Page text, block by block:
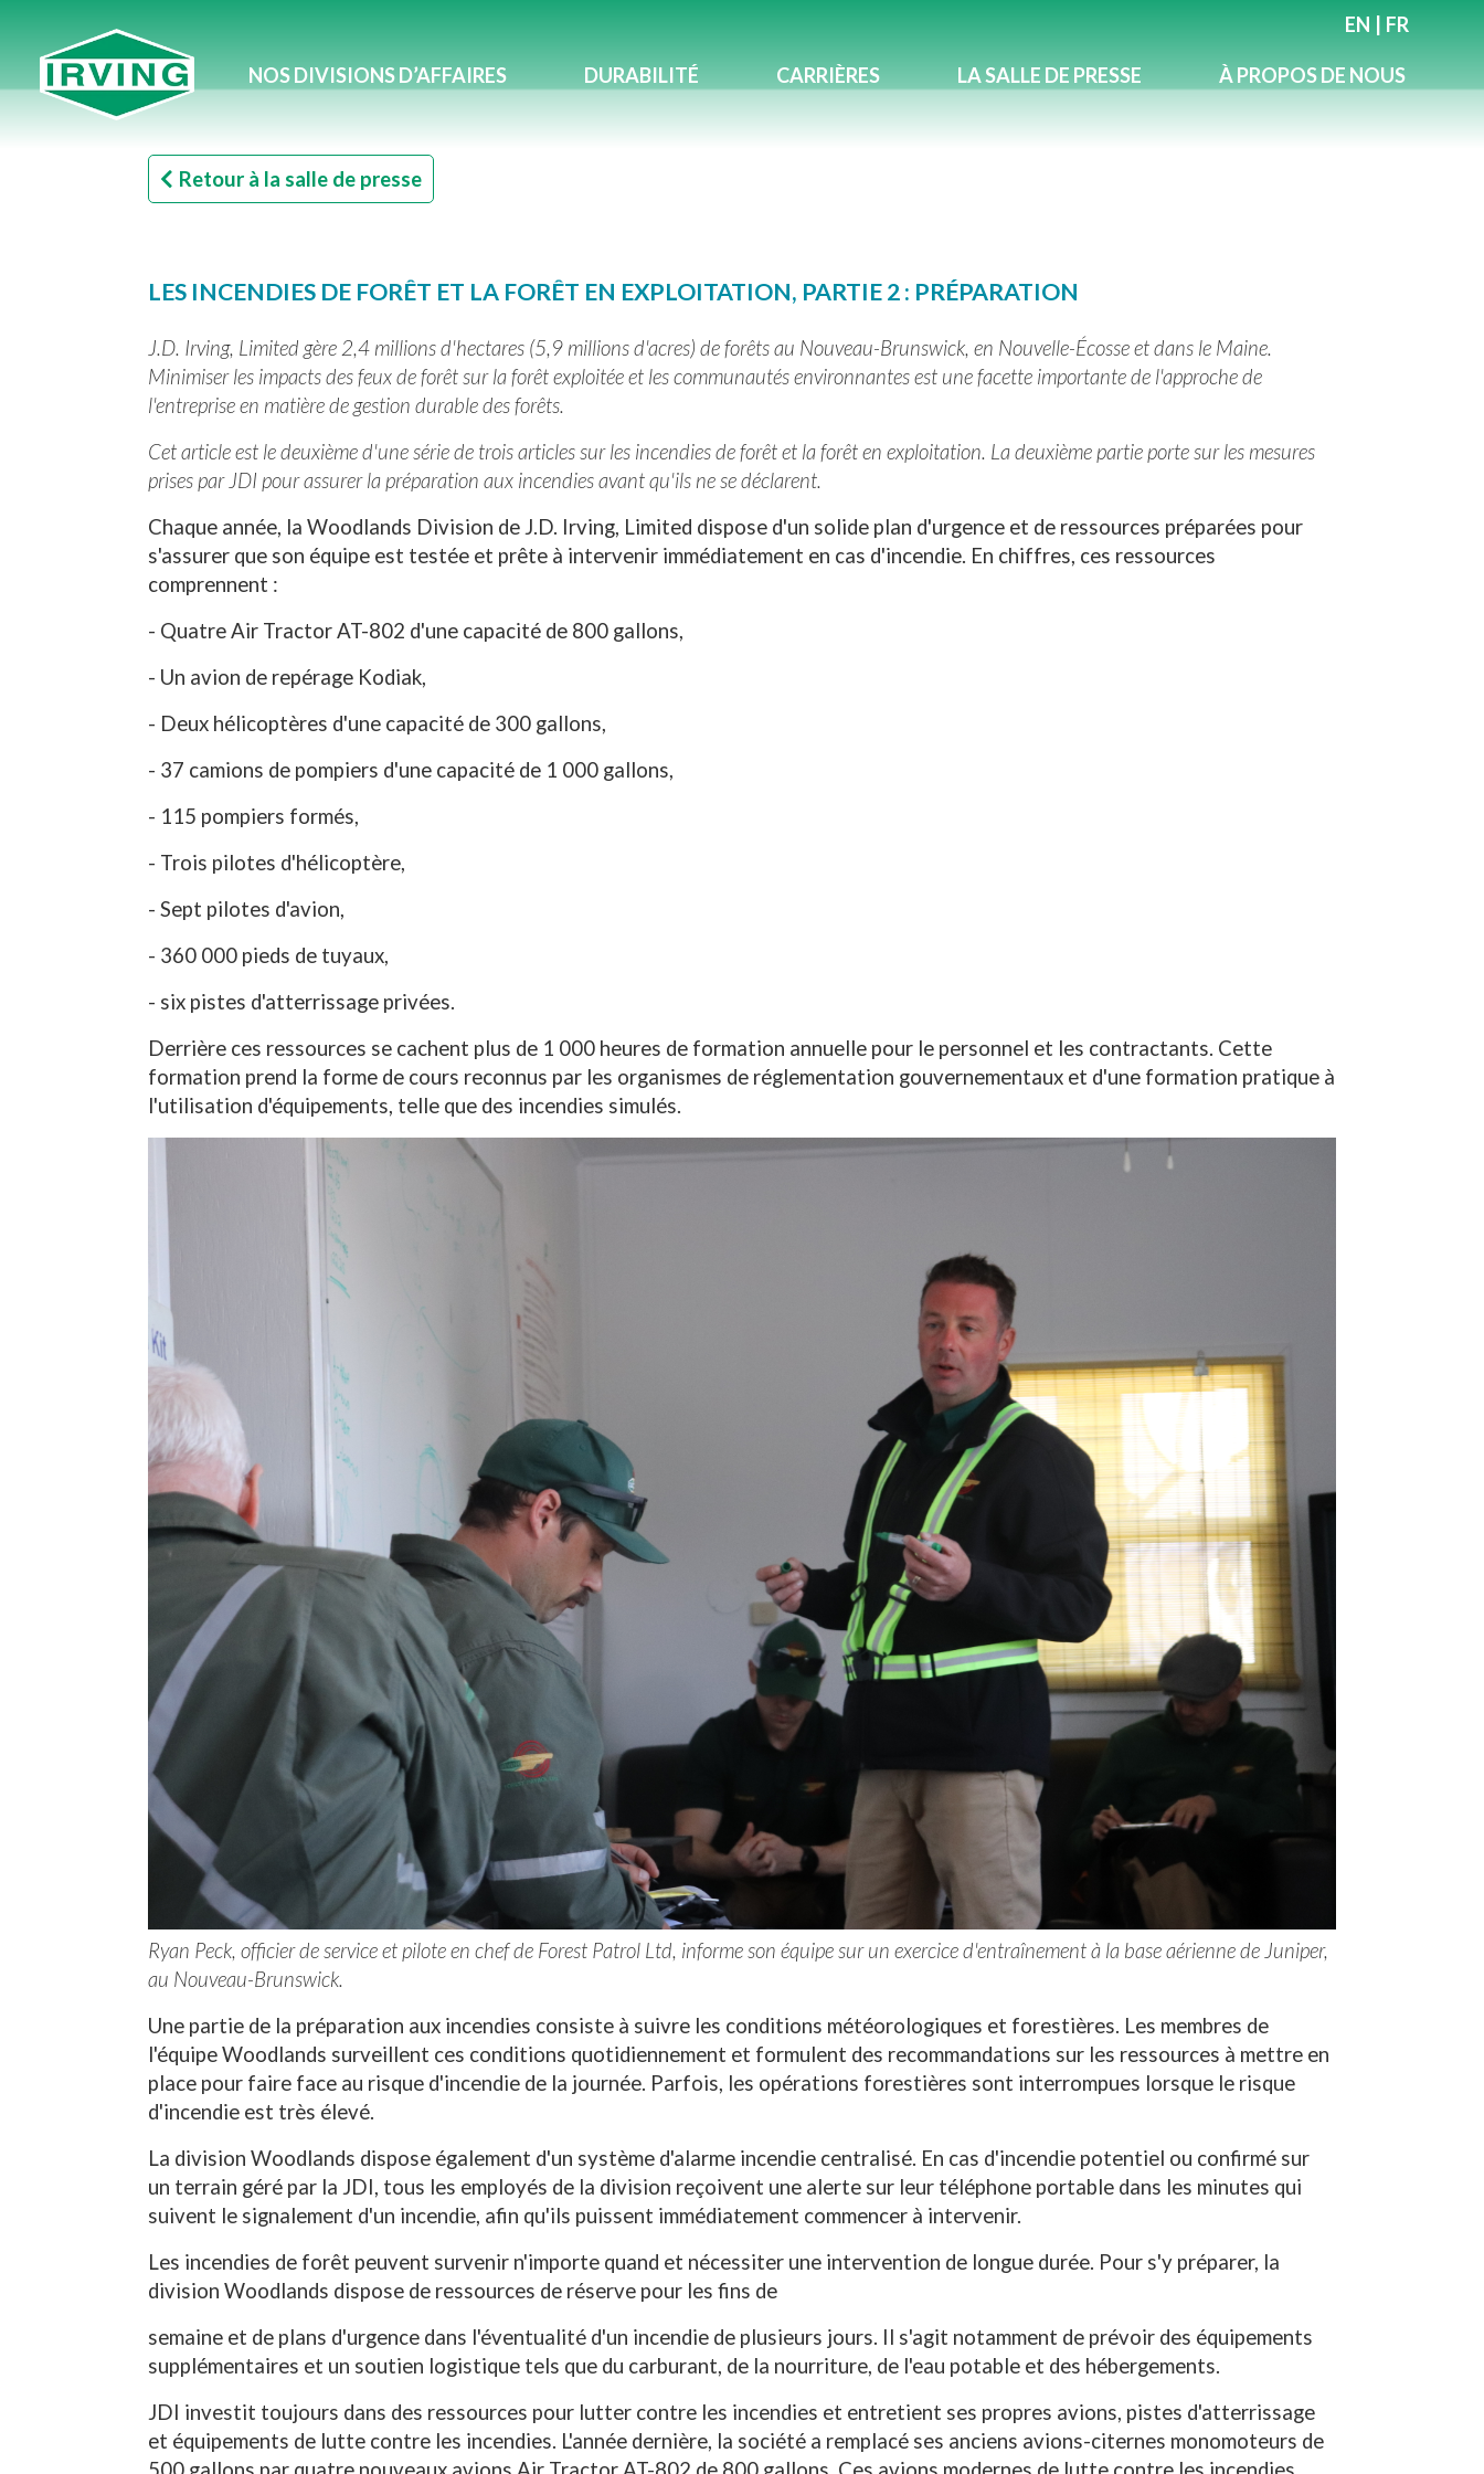
NOS DIVISIONS D’AFFAIRES DURABILITÉ CARRIÈRES LA SALLE DE PRESSE À PROPOS DE NOUS
EN FR
Retour à la salle de presse
LES INCENDIES DE FORÊT ET LA FORÊT EN EXPLOITATION, PARTIE 2 : PRÉPARATION
J.D. Irving, Limited gère 2,4 millions d'hectares (5,9 millions d'acres) de forêts au Nouveau-Brunswick, en Nouvelle-Écosse et dans le Maine.
Minimiser les impacts des feux de forêt sur la forêt exploitée et les communautés environnantes est une facette importante de l'approche de
l'entreprise en matière de gestion durable des forêts.
Cet article est le deuxième d'une série de trois articles sur les incendies de forêt et la forêt en exploitation. La deuxième partie porte sur les mesures
prises par JDI pour assurer la préparation aux incendies avant qu'ils ne se déclarent.
Chaque année, la Woodlands Division de J.D. Irving, Limited dispose d'un solide plan d'urgence et de ressources préparées pour
s'assurer que son équipe est testée et prête à intervenir immédiatement en cas d'incendie. En chiffres, ces ressources
comprennent :
- Quatre Air Tractor AT-802 d'une capacité de 800 gallons,
- Un avion de repérage Kodiak,
- Deux hélicoptères d'une capacité de 300 gallons,
- 37 camions de pompiers d'une capacité de 1 000 gallons,
- 115 pompiers formés,
- Trois pilotes d'hélicoptère,
- Sept pilotes d'avion,
- 360 000 pieds de tuyaux,
- six pistes d'atterrissage privées.
Derrière ces ressources se cachent plus de 1 000 heures de formation annuelle pour le personnel et les contractants. Cette
formation prend la forme de cours reconnus par les organismes de réglementation gouvernementaux et d'une formation pratique à
l'utilisation d'équipements, telle que des incendies simulés.
Ryan Peck, officier de service et pilote en chef de Forest Patrol Ltd, informe son équipe sur un exercice d'entraînement à la base aérienne de Juniper,
au Nouveau-Brunswick.
Une partie de la préparation aux incendies consiste à suivre les conditions météorologiques et forestières. Les membres de
l'équipe Woodlands surveillent ces conditions quotidiennement et formulent des recommandations sur les ressources à mettre en
place pour faire face au risque d'incendie de la journée. Parfois, les opérations forestières sont interrompues lorsque le risque
d'incendie est très élevé.
La division Woodlands dispose également d'un système d'alarme incendie centralisé. En cas d'incendie potentiel ou confirmé sur
un terrain géré par la JDI, tous les employés de la division reçoivent une alerte sur leur téléphone portable dans les minutes qui
suivent le signalement d'un incendie, afin qu'ils puissent immédiatement commencer à intervenir.
Les incendies de forêt peuvent survenir n'importe quand et nécessiter une intervention de longue durée. Pour s'y préparer, la
division Woodlands dispose de ressources de réserve pour les fins de
semaine et de plans d'urgence dans l'éventualité d'un incendie de plusieurs jours. Il s'agit notamment de prévoir des équipements
supplémentaires et un soutien logistique tels que du carburant, de la nourriture, de l'eau potable et des hébergements.
JDI investit toujours dans des ressources pour lutter contre les incendies et entretient ses propres avions, pistes d'atterrissage
et équipements de lutte contre les incendies. L'année dernière, la société a remplacé ses anciens avions-citernes monomoteurs de